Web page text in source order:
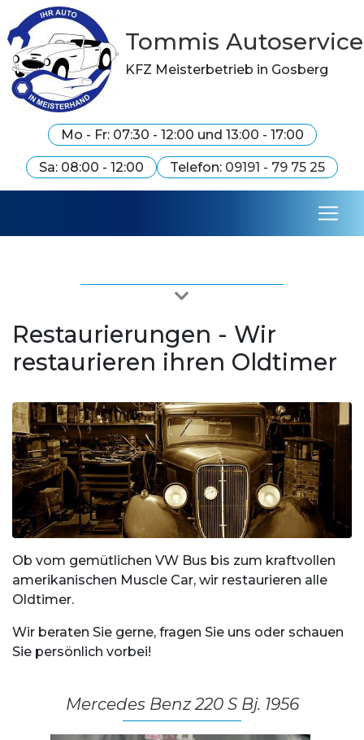
Tommis Autoservice
KFZ Meisterbetrieb in Gosberg
Mo - Fr: 07:30 - 12:00 und 13:00 - 17:00
Sa: 08:00 - 12:00 Telefon: 09191 - 79 75 25
Restaurierungen - Wir
restaurieren ihren Oldtimer
Ob vom gemütlichen VW Bus bis zum kraftvollen
amerikanischen Muscle Car, wir restaurieren alle
Oldtimer.
Wir beraten Sie gerne, fragen Sie uns oder schauen
Sie persönlich vorbei!
Mercedes Benz 220 S Bj. 1956